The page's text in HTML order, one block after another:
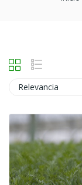
Relevancia